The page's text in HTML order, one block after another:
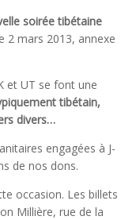
soirée tibétaine
2 mars 2013, annexe
et UT se font une
tibétain,
divers…
engagées à J-
de nos dons.
occasion. Les billets
Millière, rue de la